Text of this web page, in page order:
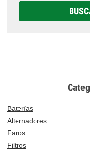
Baterías
Alternadores
Faros
Filtros